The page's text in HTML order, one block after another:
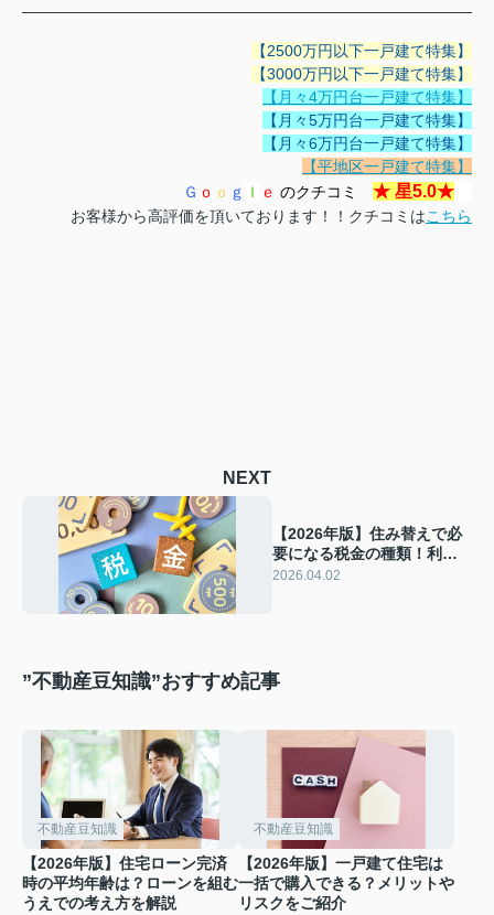
【2500万円以下一戸建て特集】
【3000万円以下一戸建て特集】
【月々4万円台一戸建て特集】
【月々5万円台一戸建て特集】
【月々6万円台一戸建て特集】
【平地区一戸建て特集】
Ｇ ｏ ｏ ｇ ｌ ｅ のクチコミ ★ 星5.0★
お客様から高評価を頂いております！！クチコミはこちら
NEXT
【2026年版】住み替えで必
要になる税金の種類！利用
できる特例についても解説
2026.04.02
”不動産豆知識”おすすめ記事
不動産豆知識
【2026年版】住宅ローン完済
時の平均年齢は？ローンを組む
うえでの考え方を解説
不動産豆知識
【2026年版】一戸建て住宅は
一括で購入できる？メリットや
リスクをご紹介